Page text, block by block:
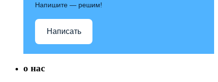
Напишите — решим!
Написать
о нас